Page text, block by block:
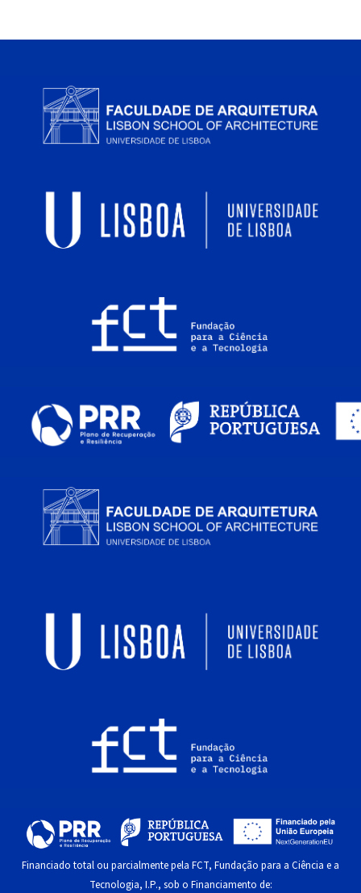
Financiado total ou parcialmente pela FCT, Fundação para a Ciência e a
Tecnologia, I.P., sob o Financiamento de: